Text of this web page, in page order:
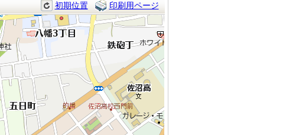
初期位置 印刷用ページ